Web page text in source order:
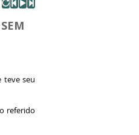
teve seu
referido